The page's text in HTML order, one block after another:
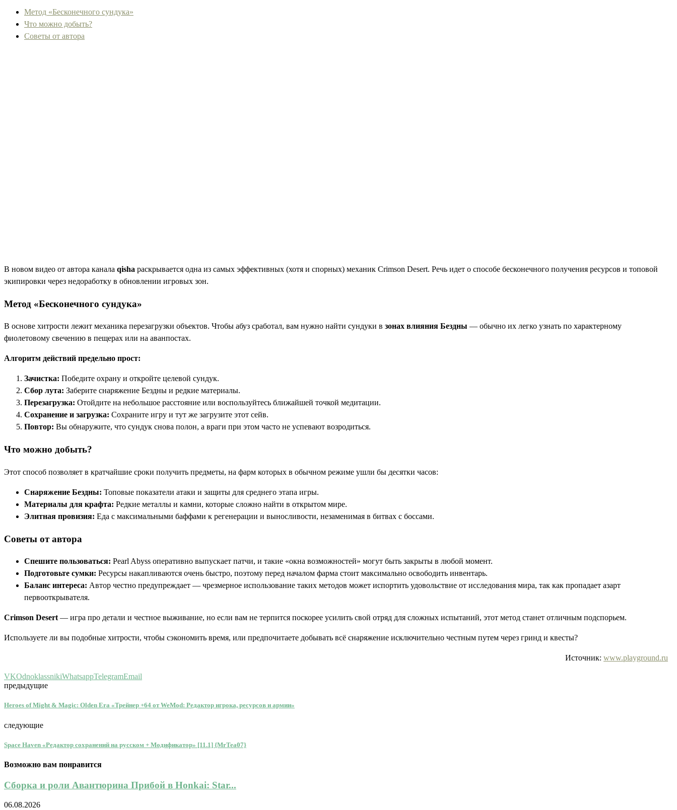
Метод «Бесконечного сундука»
Что можно добыть?
Советы от автора
В новом видео от автора канала qisha раскрывается одна из самых эффективных (хотя и спорных) механик Crimson Desert. Речь идет о способе бесконечного получения ресурсов и топовой
экипировки через недоработку в обновлении игровых зон.
Метод «Бесконечного сундука»
В основе хитрости лежит механика перезагрузки объектов. Чтобы абуз сработал, вам нужно найти сундуки в зонах влияния Бездны — обычно их легко узнать по характерному
фиолетовому свечению в пещерах или на аванпостах.
Алгоритм действий предельно прост:
Зачистка: Победите охрану и откройте целевой сундук.
Сбор лута: Заберите снаряжение Бездны и редкие материалы.
Перезагрузка: Отойдите на небольшое расстояние или воспользуйтесь ближайшей точкой медитации.
Сохранение и загрузка: Сохраните игру и тут же загрузите этот сейв.
Повтор: Вы обнаружите, что сундук снова полон, а враги при этом часто не успевают возродиться.
Что можно добыть?
Этот способ позволяет в кратчайшие сроки получить предметы, на фарм которых в обычном режиме ушли бы десятки часов:
Снаряжение Бездны: Топовые показатели атаки и защиты для среднего этапа игры.
Материалы для крафта: Редкие металлы и камни, которые сложно найти в открытом мире.
Элитная провизия: Еда с максимальными баффами к регенерации и выносливости, незаменимая в битвах с боссами.
Советы от автора
Спешите пользоваться: Pearl Abyss оперативно выпускает патчи, и такие «окна возможностей» могут быть закрыты в любой момент.
Подготовьте сумки: Ресурсы накапливаются очень быстро, поэтому перед началом фарма стоит максимально освободить инвентарь.
Баланс интереса: Автор честно предупреждает — чрезмерное использование таких методов может испортить удовольствие от исследования мира, так как пропадает азарт
первооткрывателя.
Crimson Desert — игра про детали и честное выживание, но если вам не терпится поскорее усилить свой отряд для сложных испытаний, этот метод станет отличным подспорьем.
Используете ли вы подобные хитрости, чтобы сэкономить время, или предпочитаете добывать всё снаряжение исключительно честным путем через гринд и квесты?
Источник: www.playground.ru
VKOdnoklassnikiWhatsappTelegramEmail
предыдущие
Heroes of Might & Magic: Olden Era «Трейнер +64 от WeMod: Редактор игрока, ресурсов и армии»
следующие
Space Haven «Редактор сохранений на русском + Модификатор» [11.1] {MrTea07}
Возможно вам понравится
Сборка и роли Авантюрина Прибой в Honkai: Star...
06.08.2026